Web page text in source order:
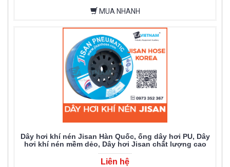
MUA NHANH
Dây hơi khí nén Jisan Hàn Quốc, ống dây hơi PU, Dây
hơi khí nén mềm dẻo, Dây hơi Jisan chất lượng cao
Liên hệ